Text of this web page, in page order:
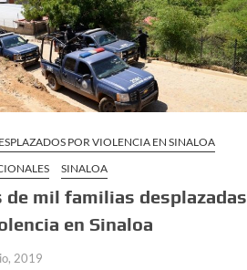
POR VIOLENCIA EN SINALOA
SINALOA
de mil familias desplazadas
en Sinaloa
2019